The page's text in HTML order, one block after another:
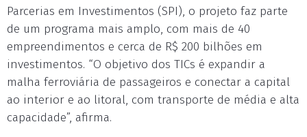
Parcerias em Investimentos (SPI), o projeto faz parte
de um programa mais amplo, com mais de 40
empreendimentos e cerca de R$ 200 bilhões em
investimentos. “O objetivo dos TICs é expandir a
malha ferroviária de passageiros e conectar a capital
ao interior e ao litoral, com transporte de média e alta
capacidade”, afirma.